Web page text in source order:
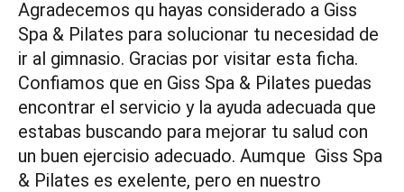
Agradecemos qu hayas considerado a Giss
Spa & Pilates para solucionar tu necesidad de
ir al gimnasio. Gracias por visitar esta ficha.
Confiamos que en Giss Spa & Pilates puedas
encontrar el servicio y la ayuda adecuada que
estabas buscando para mejorar tu salud con
un buen ejercisio adecuado. Aumque Giss Spa
& Pilates es exelente, pero en nuestro